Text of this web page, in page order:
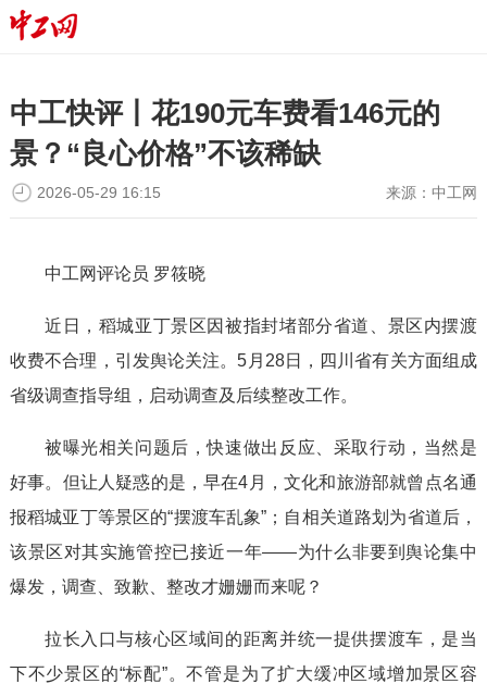
中工快评丨花190元车费看146元的
景？“良心价格”不该稀缺
来源：中工网
2026-05-29 16:15
中工网评论员 罗筱晓
近日，稻城亚丁景区因被指封堵部分省道、景区内摆渡
收费不合理，引发舆论关注。5月28日，四川省有关方面组成
省级调查指导组，启动调查及后续整改工作。
被曝光相关问题后，快速做出反应、采取行动，当然是
好事。但让人疑惑的是，早在4月，文化和旅游部就曾点名通
报稻城亚丁等景区的“摆渡车乱象”；自相关道路划为省道后，
该景区对其实施管控已接近一年——为什么非要到舆论集中
爆发，调查、致歉、整改才姗姗而来呢？
拉长入口与核心区域间的距离并统一提供摆渡车，是当
下不少景区的“标配”。不管是为了扩大缓冲区域增加景区容